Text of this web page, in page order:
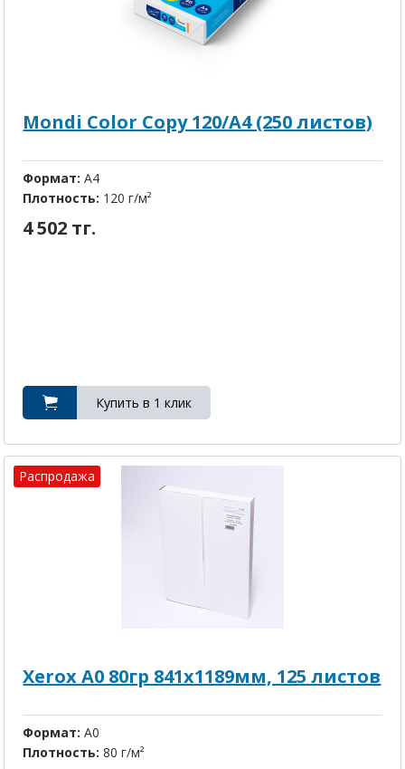
Mondi Color Copy 120/A4 (250 листов)
Формат:A4
Плотность: 120 г/м²
4 502 тг.
Распродажа
Xerox A0 80гр 841х1189мм, 125 листов
Формат:А0
Плотность:80 г/м²